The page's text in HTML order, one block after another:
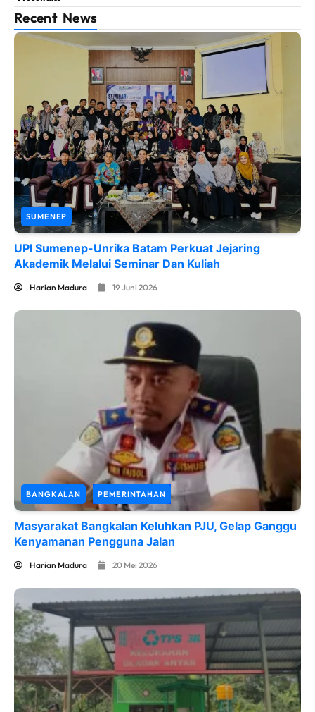
Recent News
SUMENEP
UPI Sumenep-Unrika Batam Perkuat Jejaring
Akademik Melalui Seminar Dan Kuliah
Harian Madura 19 Juni 2026
BANGKALAN PEMERINTAHAN
Masyarakat Bangkalan Keluhkan PJU, Gelap Ganggu
Kenyamanan Pengguna Jalan
Harian Madura 20 Mei 2026